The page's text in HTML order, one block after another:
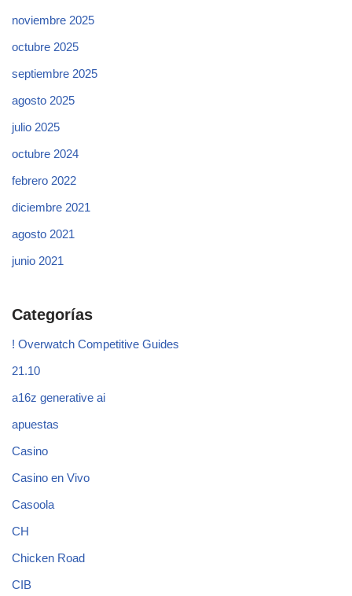
noviembre 2025
octubre 2025
septiembre 2025
agosto 2025
julio 2025
octubre 2024
febrero 2022
diciembre 2021
agosto 2021
junio 2021
Categorías
! Overwatch Competitive Guides
21.10
a16z generative ai
apuestas
Casino
Casino en Vivo
Casoola
CH
Chicken Road
CIB